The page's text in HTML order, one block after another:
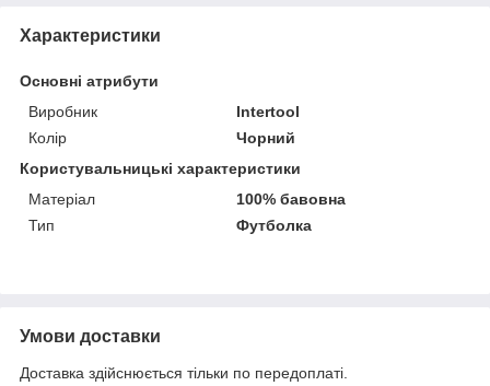
Характеристики
Основні атрибути
Виробник
Intertool
Колір
Чорний
Користувальницькі характеристики
Матеріал
100% бавовна
Тип
Футболка
Умови доставки
Доставка здійснюється тільки по передоплаті.